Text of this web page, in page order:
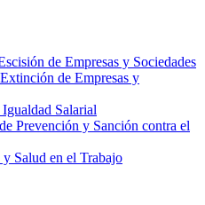
de Empresas y Sociedades
de Empresas y
Salarial
Prevención y Sanción contra el
Salud en el Trabajo